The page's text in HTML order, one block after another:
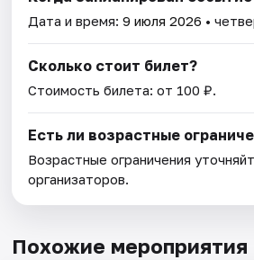
Дата и время:9 июля 2026 •
Сколько стоит билет?
Стоимость билета: от 100 ₽.
Есть ли возрастные
Возрастные ограничения
организаторов.
Похожие мероприятия